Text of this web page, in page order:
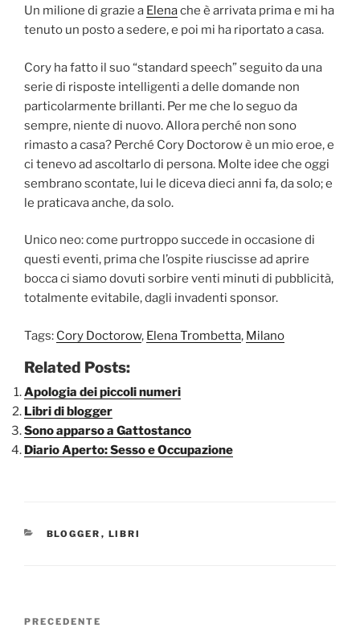
Un milione di grazie a Elenache è arrivata prima e mi ha
tenuto un posto a sedere, e poi mi ha riportato a casa.
Cory ha fatto il suo “standard speech” seguito da una
serie di risposte intelligenti a delle domande non
particolarmente brillanti. Per me che lo seguo da
sempre, niente di nuovo. Allora perché non sono
rimasto a casa? Perché Cory Doctorow è un mio eroe, e
ci tenevo ad ascoltarlo di persona. Molte idee che oggi
sembrano scontate, lui le diceva dieci anni fa, da solo; e
le praticava anche, da solo.
Unico neo: come purtroppo succede in occasione di
questi eventi, prima che l’ospite riuscisse ad aprire
bocca ci siamo dovuti sorbire venti minuti di pubblicità,
totalmente evitabile, dagli invadenti sponsor.
Tags: Cory Doctorow, Elena Trombetta, Milano
Related Posts:
Apologia dei piccoli numeri
Libri di blogger
Sono apparso a Gattostanco
Diario Aperto: Sesso e Occupazione
CATEGORIE
BLOGGER , LIBRI
Navigazione
Articolo
PRECEDENTE